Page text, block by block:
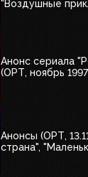
"Воздушные
Анонс сериала
(ОРТ, ноябрь
Анонсы (ОРТ,
страна",